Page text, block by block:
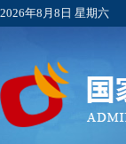
2026年8月8日 星期六